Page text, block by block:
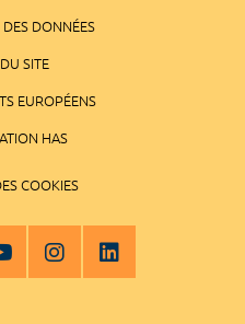
DONNÉES
SITE
EUROPÉENS
HAS
COOKIES